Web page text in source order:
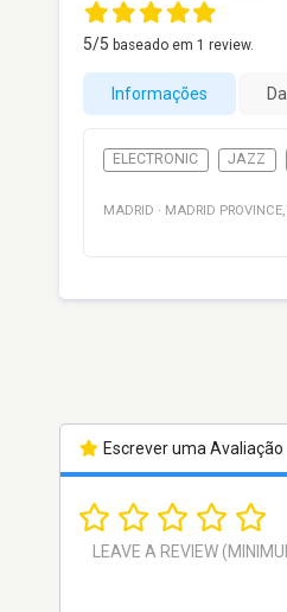
5/5 baseado em 1 review.
Informações
ELECTRONIC JAZZ
MADRID · MADRID PROVINCE,
Escrever uma Avaliação